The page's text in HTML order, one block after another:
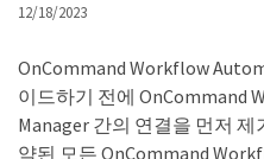
12/18/2023
OnCommand Workflow
이드하기 전에 OnCommand
Manager 간의 연결을 먼저
약된 모든 OnCommand